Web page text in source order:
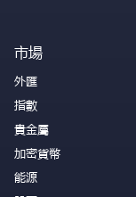
市場
外匯
指數
貴金屬
加密貨幣
能源